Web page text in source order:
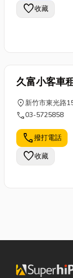
favorite收藏
久富小客車
限公司
location_on新竹市東光路
call03-5725858
call撥打電話
favorite收藏